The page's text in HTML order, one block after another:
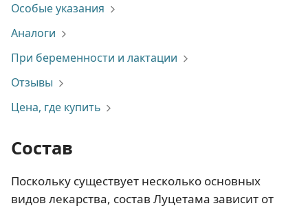
Особые указания
Аналоги
При беременности и лактации
Отзывы
Цена, где купить
Состав
Поскольку существует несколько основных
видов лекарства, состав Луцетама зависит от